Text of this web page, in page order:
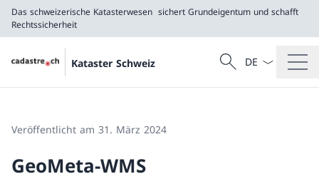
Das schweizerische Katasterwesen sichert Grundeigentum und schafft
Rechtssicherheit
Kataster Schweiz
sichert Grundeigentum und schafft
Suche
Suche
Sprach
Veröffentlicht am 31. März 2024
GeoMeta-WMS